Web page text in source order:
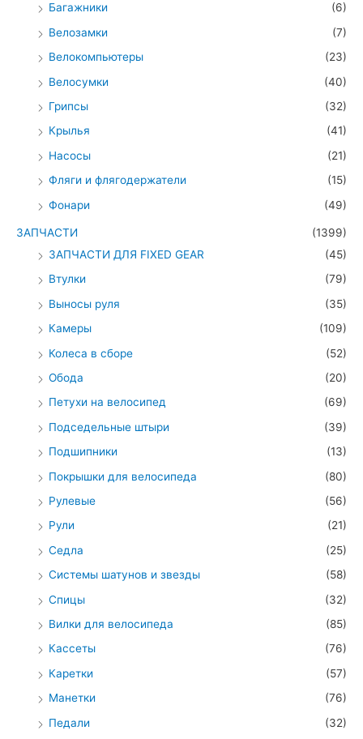
Багажники
(6)
Велозамки
(7)
Велокомпьютеры
(23)
Велосумки
(40)
Грипсы
(32)
Крылья
(41)
Насосы
(21)
Фляги и флягодержатели
(15)
Фонари
(49)
ЗАПЧАСТИ
(1399)
ЗАПЧАСТИ ДЛЯ FIXED GEAR
(45)
Втулки
(79)
Выносы руля
(35)
Камеры
(109)
Колеса в сборе
(52)
Обода
(20)
Петухи на велосипед
(69)
Подседельные штыри
(39)
Подшипники
(13)
Покрышки для велосипеда
(80)
Рулевые
(56)
Рули
(21)
Седла
(25)
Системы шатунов и звезды
(58)
Спицы
(32)
Вилки для велосипеда
(85)
Кассеты
(76)
Каретки
(57)
Манетки
(76)
Педали
(32)